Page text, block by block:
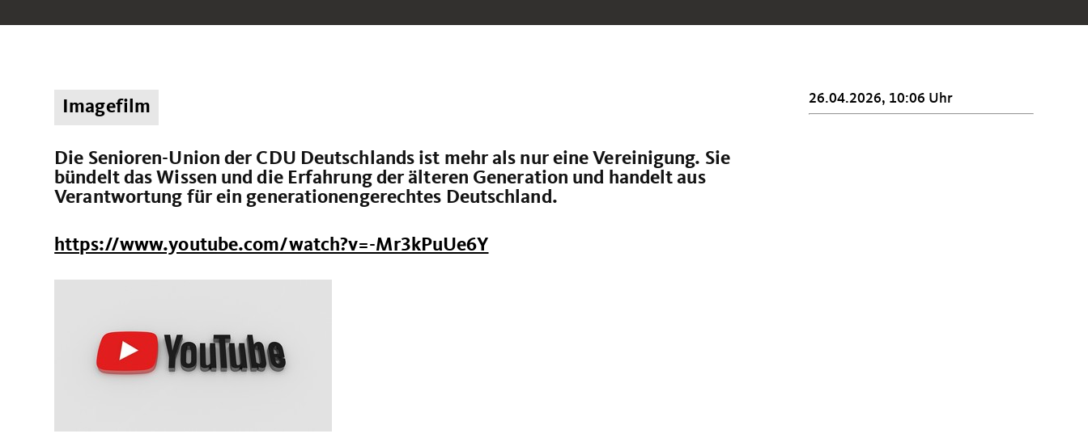
Imagefilm
Die Senioren-Union der CDU Deutschlands ist mehr als nur eine Vereinigung. Sie
bündelt das Wissen und die Erfahrung der älteren Generation und handelt aus
Verantwortung für ein generationengerechtes Deutschland.
https://www.youtube.com/watch?v=-Mr3kPuUe6Y
26.04.2026, 10:06 Uhr